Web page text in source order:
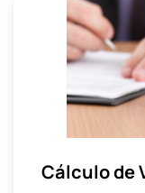
Cálculo de